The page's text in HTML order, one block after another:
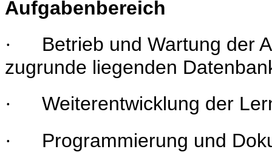
Aufgabenbereich
·
Betrieb und Wartung der
zugrunde liegenden
· Weiterentwicklung der
·
Programmierung und